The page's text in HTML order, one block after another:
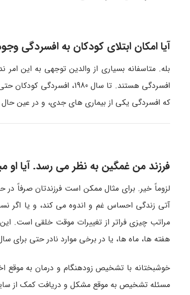
آیا امکان ابتلای کودکان به افسردگی
افسردگی هستند. تا سال
که افسردگی یکی از بیماری­ های جدی، و در عین
فرزند من غمگین به نظر می ­رسد. آیا او
لزوماً خیر. برای مثال ممکن است فرزندتان صرفاً در
آتی زندگی احساس غم و اندوه می­ کند، و یا اگر
مراتب چیزی فراتر از تغییرات موقت خلقی است.
هفته ­ها، ماه ها، یا در برخی موارد نادر حتی برای
خوشبختانه با تشخیص زودهنگام و درمان به موقع
مسئله تشخیص به موقع مشکل و دریافت کمک از